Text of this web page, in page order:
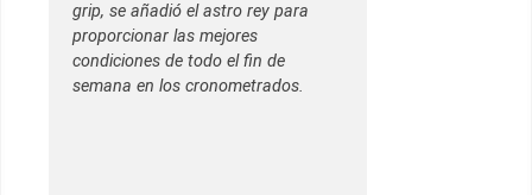
grip, se añadió el astro rey para
proporcionar las mejores
condiciones de todo el fin de
semana en los cronometrados.